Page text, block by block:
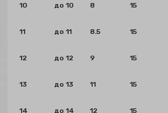
10 до 10 8 15
11 до 11 8.5 15
12 до 12 9 15
13 до 13 11 15
14 до 14 12 15